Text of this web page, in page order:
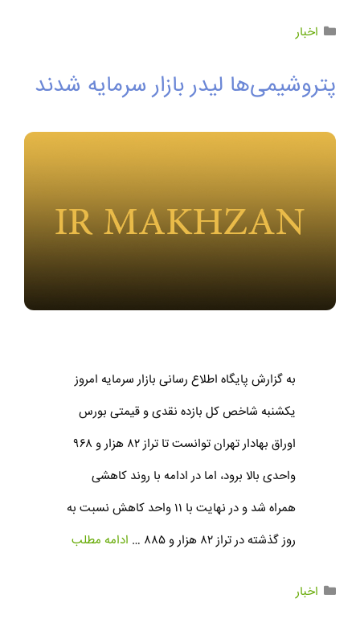
اخبار
پتروشیمی‌ها لیدر بازار سرمایه شدند
به گزارش پایگاه اطلاع رسانی بازار سرمایه امروز
یکشنبه شاخص کل بازده نقدی و قیمتی بورس
اوراق بهادار تهران توانست تا تراز ۸۲ هزار و ۹۶۸
واحدی بالا برود، اما در ادامه با روند کاهشی
همراه شد و در نهایت با ۱۱ واحد کاهش نسبت به
روز گذشته در تراز ۸۲ هزار و ۸۸۵ …
ادامه مطلب
اخبار